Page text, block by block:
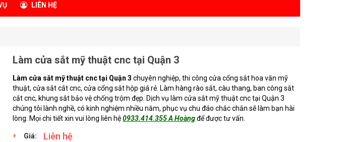
LIÊN HỆ
Làm cửa sắt mỹ thuật cnc tại Quận 3
Làm cửa sắt mỹ thuật cnc tại Quận 3 chuyên nghiệp, thi công cửa cổng sắt hoa văn mỹ
thuật, cửa sắt cắt cnc, cửa cổng sắt hộp giá rẻ. Làm hàng rào sắt, càu thang, ban công sắt
cắt cnc, khung sắt bảo vệ chống trộm đẹp. Dịch vụ làm cửa sắt mỹ thuật cnc tại Quận 3
chúng tôi lành nghề, có kinh nghiệm nhiều năm, phục vụ chu đáo chắc chắn sẽ làm bạn hài
lòng. Mọi chi tiết xin vui lòng liên hệ0933.414.355 A Hoàngđể được tư vấn.
Giá: Liên hệ